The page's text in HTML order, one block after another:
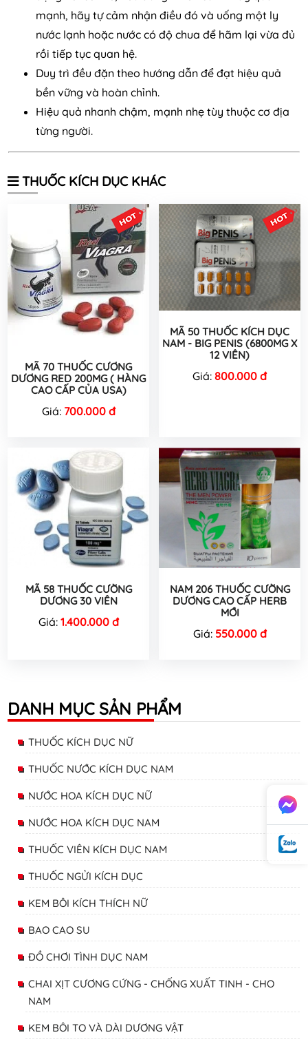
mạnh, hãy tự cảm nhận điều đó và uống một ly
nước lạnh hoặc nước có độ chua để hãm lại vừa đủ
rồi tiếp tục quan hệ.
Duy trì đều đặn theo hướng dẫn để đạt hiệu quả
bền vững và hoàn chỉnh.
Hiệu quả nhanh chậm, mạnh nhẹ tùy thuộc cơ địa
từng người.
THUỐC KÍCH DỤC KHÁC
MÃ 70 THUỐC CƯƠNG
DƯƠNG RED 200MG ( HÀNG
CAO CẤP CỦA USA)
Giá: 700.000 đ
MÃ 50 THUỐC KÍCH DỤC
NAM - BIG PENIS (6800MG X
12 VIÊN)
Giá: 800.000 đ
MÃ 58 THUỐC CƯỜNG
DƯƠNG 30 VIÊN
Giá: 1.400.000 đ
NAM 206 THUỐC CƯỜNG
DƯƠNG CAO CẤP HERB
MỚI
Giá: 550.000 đ
DANH MỤC SẢN PHẨM
THUỐC KÍCH DỤC NỮ
THUỐC NƯỚC KÍCH DỤC NAM
NƯỚC HOA KÍCH DỤC NỮ
NƯỚC HOA KÍCH DỤC NAM
THUỐC VIÊN KÍCH DỤC NAM
THUỐC NGỬI KÍCH DỤC
KEM BÔI KÍCH THÍCH NỮ
BAO CAO SU
ĐỒ CHƠI TÌNH DỤC NAM
CHAI XỊT CƯƠNG CỨNG - CHỐNG XUẤT TINH - CHO
NAM
KEM BÔI TO VÀ DÀI DƯƠNG VẬT